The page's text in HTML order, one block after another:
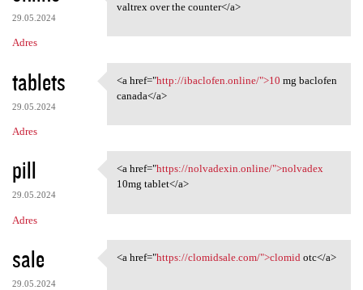
29.05.2024
Adres
valtrex over the counter</a>
tablets
29.05.2024
Adres
<a href="http://ibaclofen
<a href="http://ibaclofen.online/">10 mg baclofen
canada</a>
pill
29.05.2024
Adres
<a href="https://nolvadexin
<a href="https://nolvadexin.online/">nolvadex
10mg tablet</a>
sale
29.05.2024
<a href="https://clomidsale
<a href="https://clomidsale.com/">clomidotc</a>